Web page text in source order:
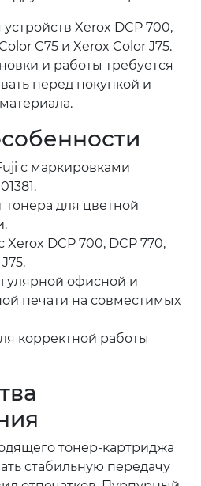
Xerox DCP 700,
C75 и Xerox Color J75.
и работы требуется
перед покупкой и
с маркировками
для цветной
Xerox DCP 700, DCP 770,
офисной и
печати на совместимых
корректной работы
тонер-картриджа
стабильную передачу